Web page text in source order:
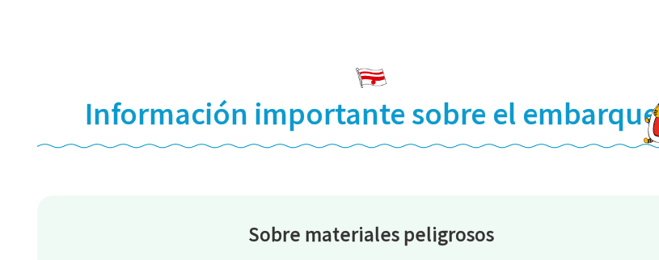
Información importante sobre el embarque
Sobre materiales peligrosos